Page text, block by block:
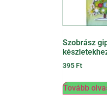
Szobrász
395 Ft
Tovább